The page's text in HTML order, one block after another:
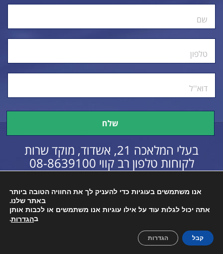
שם
טלפון
דוא''ל
בעלי המלאכה 21, אשדוד, מוקד שרות
לקוחות טלפון רב קווי 08-8639100
כל הזכויות שמורות © 2016 הצהרת נגישות
אנו משתמשים בעוגיות כדי להעניק לך את החוויה הטובה ביותר
באתר שלנו.
אתה יכול לגלות עוד על אילו עוגיות אנו משתמשים או לכבות אותן
בהגדרות.
קבל הגדרות